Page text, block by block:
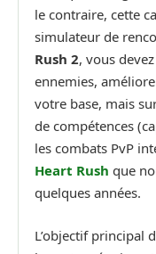
le contraire, cette
simulateur de
Rush 2, vous
ennemies,
votre base, mais
de compétences
les combats PvP
Heart Rush que
quelques années.
L’objectif principal